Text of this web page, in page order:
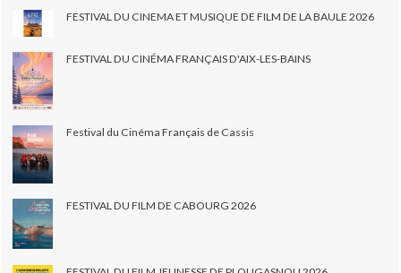
FESTIVAL DU CINEMA ET MUSIQUE DE FILM DE LA BAULE 2026
FESTIVAL DU CINÉMA FRANÇAIS D'AIX-LES-BAINS
Festival du Cinéma Français de Cassis
FESTIVAL DU FILM DE CABOURG 2026